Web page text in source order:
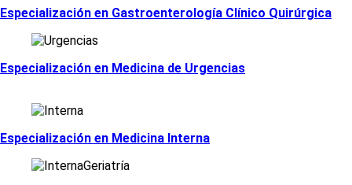
Especialización en Gastroenterologí­a Clí­nico Quirúrgica
Especialización en Medicina de Urgencias
Especialización en Medicina Interna